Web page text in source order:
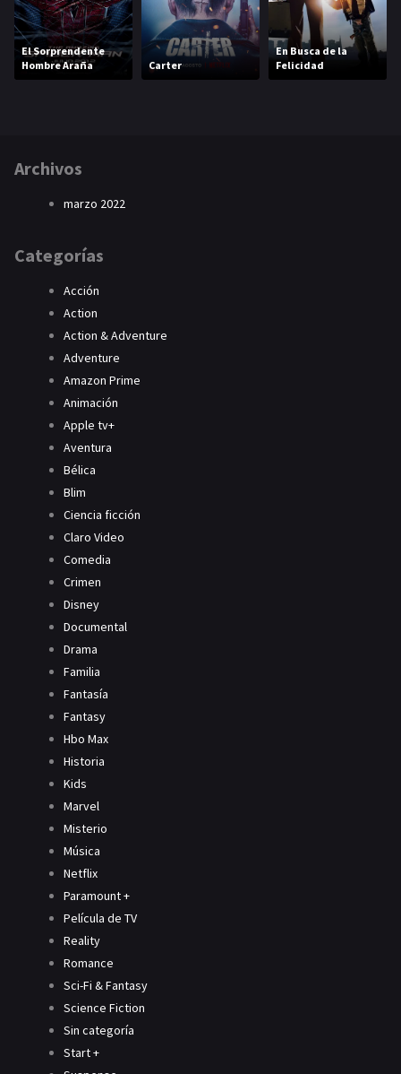
El Sorprendente
Hombre Araña
Carter
En Busca de la
Felicidad
Archivos
marzo 2022
Categorías
Acción
Action
Action & Adventure
Adventure
Amazon Prime
Animación
Apple tv+
Aventura
Bélica
Blim
Ciencia ficción
Claro Video
Comedia
Crimen
Disney
Documental
Drama
Familia
Fantasía
Fantasy
Hbo Max
Historia
Kids
Marvel
Misterio
Música
Netflix
Paramount +
Película de TV
Reality
Romance
Sci-Fi & Fantasy
Science Fiction
Sin categoría
Start +